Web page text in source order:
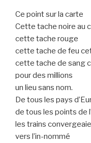
Ce point sur la carte
Cette tache noire au
cette tache rouge
cette tache de feu
cette tache de sang
pour des millions
un lieu sans nom.
De tous les pays
de tous les points de
les trains
vers l’in-nommé